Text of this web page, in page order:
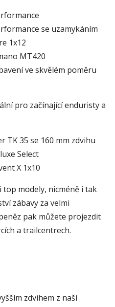
se uzamykáním
1x12
MT420
ve skvělém poměru
pro začínající enduristy a
TK 35 se 160 mm zdvihu
Select
X 1x10
modely, nicméně i tak
zábavy za velmi
pak můžete projezdit
a trailcentrech.
zdvihem z naší